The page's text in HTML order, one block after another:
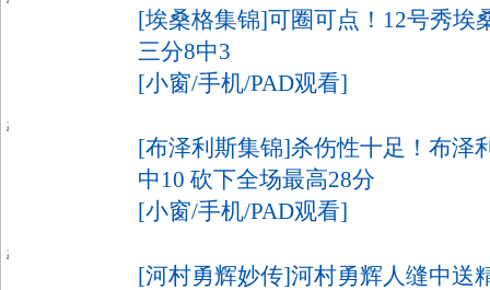
[埃桑格集锦]可圈可点！12号秀埃
三分8中3
[小窗/手机/PAD观看]
[布泽利斯集锦]杀伤性十足！布泽
中10 砍下全场最高28分
[小窗/手机/PAD观看]
[河村勇辉妙传]河村勇辉人缝中送